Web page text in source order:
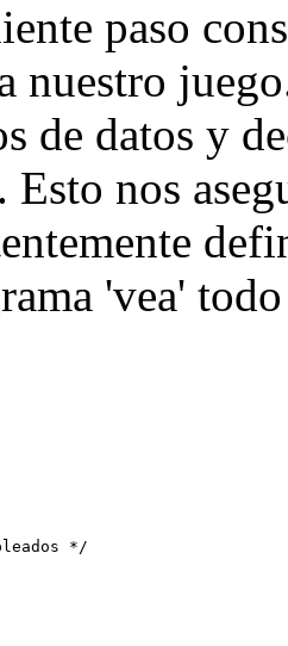
paso
nuestro
de datos y
nos
'vea'
*/